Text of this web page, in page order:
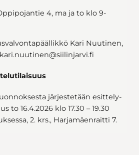
4, ma ja to klo 9-
Kari Nuutinen,
järjestetään esittely-
to 16.4.2026 klo 17.30 – 19.30
2. krs., Harjamäenraitti 7.